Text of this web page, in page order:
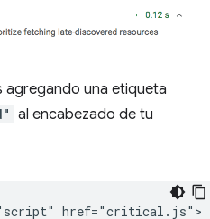
agregando una etiqueta
al encabezado de tu